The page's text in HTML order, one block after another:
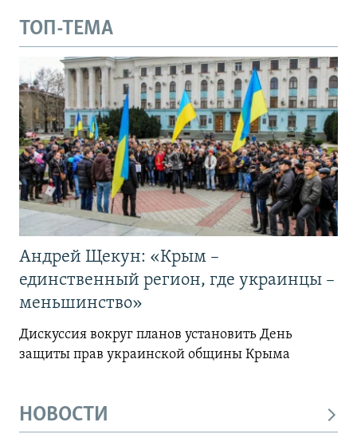
ТОП-ТЕМА
Андрей Щекун: «Крым –
единственный регион, где украинцы –
меньшинство»
Дискуссия вокруг планов установить День
защиты прав украинской общины Крыма
НОВОСТИ